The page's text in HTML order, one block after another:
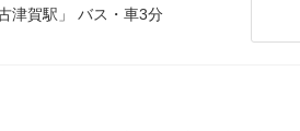
津賀駅」 バス・車3分